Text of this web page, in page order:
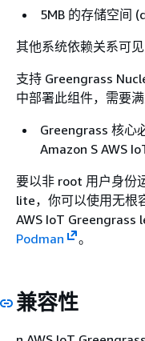
5MB 的存储空间
其他系统依赖关系可见
支持 Greengrass
中部署此组件，需要满
Greengrass 核心
Amazon S AWS
要以非 root 用户身份
lite，你可以使用无根
AWS IoT Greengrass
Podman
。
兼容性